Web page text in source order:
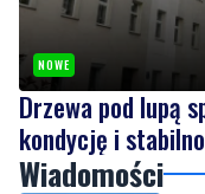
Drzewa pod lupą
kondycję i
Wiadomości
Nad